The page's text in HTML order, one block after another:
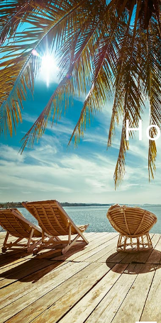
Hotel